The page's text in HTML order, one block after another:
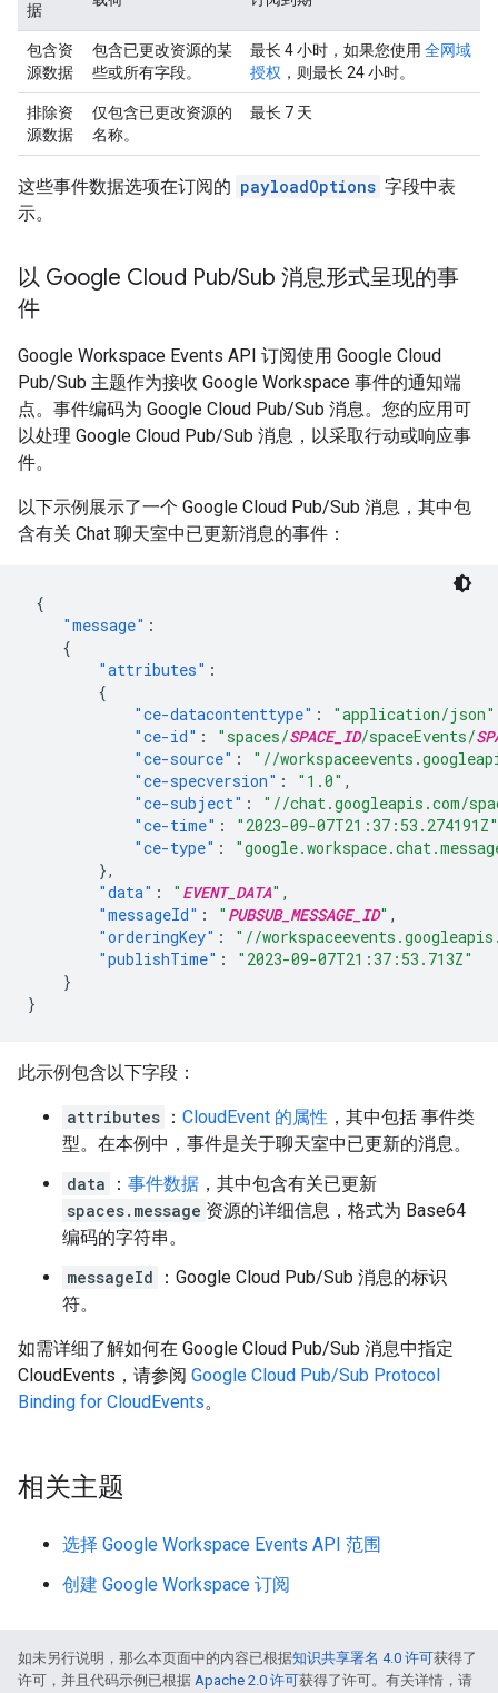
据
包含资
源数据
包含已更改资源的某
些或所有字段。
最长 4 小时，如果您使用 全网域
授权 ，则最长 24 小时。
排除资
源数据
仅包含已更改资源的
名称。
最长 7 天
这些事件数据选项在订阅的 payloadOptions 字段中表
示。
以 Google Cloud Pub/Sub 消息形式呈现的事
件
Google Workspace Events API 订阅使用 Google Cloud
Pub/Sub 主题作为接收 Google Workspace 事件的通知端
点。事件编码为 Google Cloud Pub/Sub 消息。您的应用可
以处理 Google Cloud Pub/Sub 消息，以采取行动或响应事
件。
以下示例展示了一个 Google Cloud Pub/Sub 消息，其中包
含有关 Chat 聊天室中已更新消息的事件：
{
"message" :
{
"attributes" :
{
"ce-datacontenttype" : "application/json"
"ce-id" : "spaces/SPACE_ID/spaceEvents/
"ce-source" :
"//
"ce-specversion" : "1.0" ,
"ce-subject" :
"//chat.googleapis.com/
"ce-time" :
"2023-09-07T21:37:53.274191Z"
"ce-type" :
},
"data" : " EVENT_DATA" ,
"messageId" : " PUBSUB_MESSAGE_ID" ,
"orderingKey" :
"//
"publishTime" :
"2023-09-07T21:37:53.713Z"
}
}
此示例包含以下字段：
attributes ： CloudEvent 的属性 ，其中包括 事件类
型。在本例中，事件是关于聊天室中已更新的消息。
data
： 事件数据 ，其中包含有关已更新
spaces.message 资源的详细信息，格式为 Base64
编码的字符串。
messageId
：Google Cloud Pub/Sub 消息的标识
符。
如需详细了解如何在 Google Cloud Pub/Sub 消息中指定
CloudEvents，请参阅 Google Cloud Pub/Sub Protocol
Binding for CloudEvents。
相关主题
选择 Google Workspace Events API 范围
创建 Google Workspace 订阅
如未另行说明，那么本页面中的内容已根据知识共享署名 4.0 许可获得了
许可，并且代码示例已根据 Apache 2.0 许可获得了许可。有关详情，请